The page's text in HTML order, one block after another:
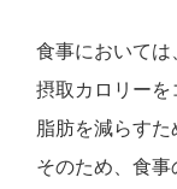
食事においては
摂取カロリーを
脂肪を減らす
そのため、食事